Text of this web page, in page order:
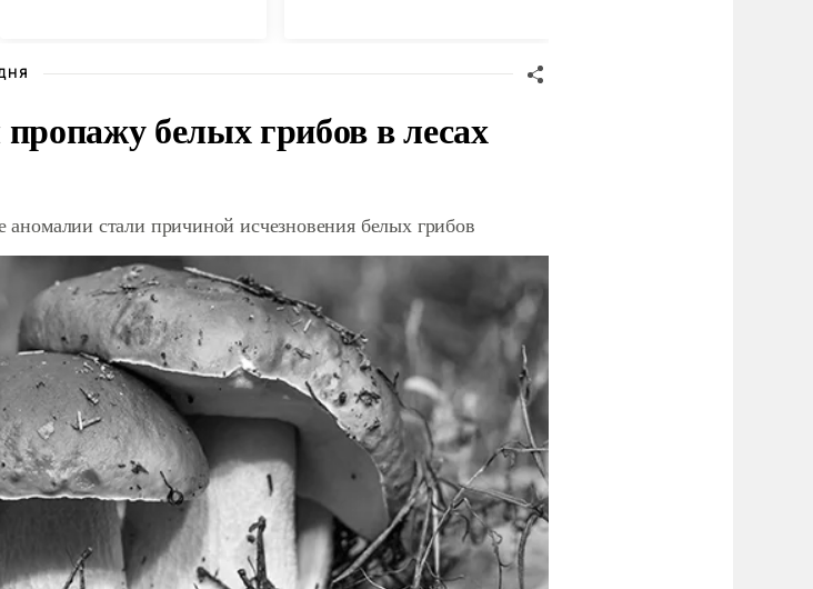
белых грибов в лесах
стали причиной исчезновения белых грибов